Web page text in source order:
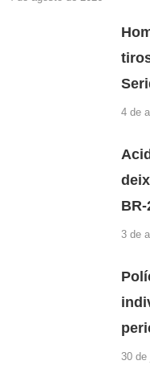
4 de
3 de
30 de